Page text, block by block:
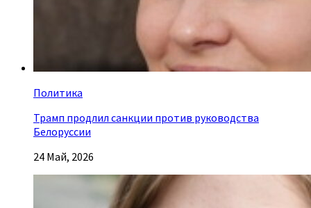
Политика
Трамп продлил санкции против руководства
Белоруссии
24 Май, 2026